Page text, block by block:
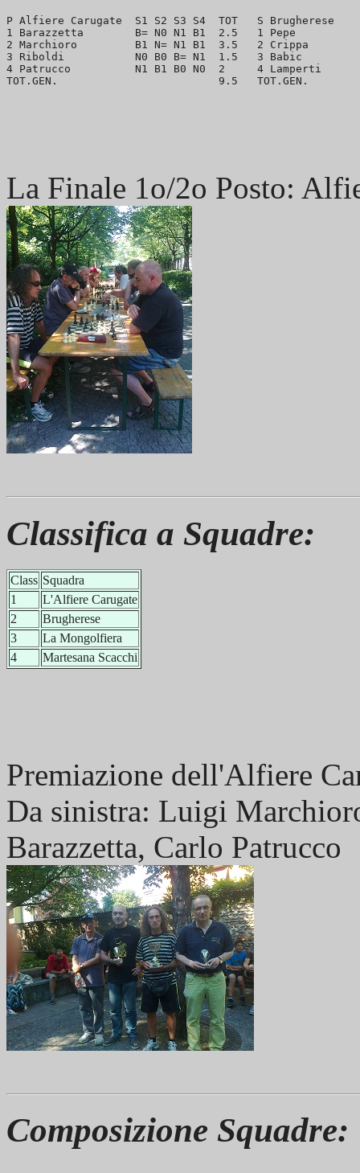
P Alfiere Carugate  S1 S2 S3 S4  TOT   S
1 Barazzetta        B= N0 N1 B1  2.5   1 Pepe
2 Marchioro         B1 N= N1 B1  3.5   2 Crippa
3 Riboldi           N0 B0 B= N1  1.5   3 Babic
4 Patrucco          N1 B1 B0 N0  2     4 Lamperti
La Finale 1o/2o Posto:
Classifica a Squadre:
Class Squadra
1
L'Alfiere Carugate
2
Brugherese
3
La Mongolfiera
4
Martesana Scacchi
Premiazione dell'Alfiere
Da sinistra: Luigi
Barazzetta, Carlo Patrucco
Composizione Squadre: